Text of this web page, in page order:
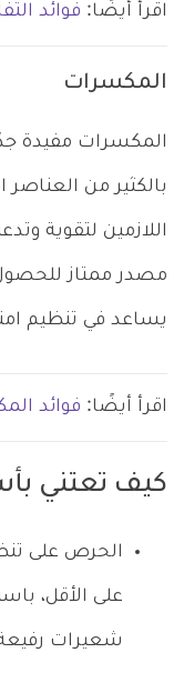
اقرأ أيضًا: فوائد
المكسرات
المكسرات مفيدة
بالكثير من العناصر
اللازمين لتقوية
مصدر ممتاز للحصول
يساعد في تنظيم
اقرأ أيضًا: فوائد
كيف تعتني
الحرص على
على الأقل،
شعيرات